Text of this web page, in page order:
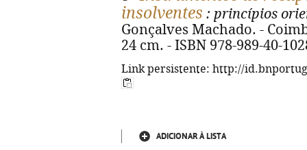
insolventes : princípios
Gonçalves Machado. -
24 cm. - ISBN 978-989-40-
Link persistente: http://
ADICIONAR À LISTA